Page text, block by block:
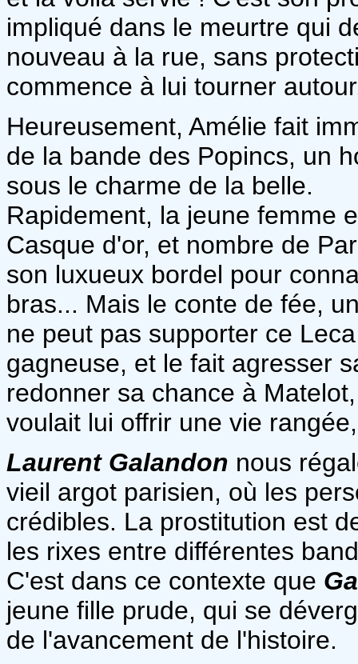
impliqué dans le meurtre qui
nouveau à la rue, sans
commence à lui tourner
Heureusement, Amélie fait
de la bande des Popincs, un
sous le charme de la belle.
Rapidement, la jeune femme
Casque d'or, et nombre de
son luxueux bordel pour
bras... Mais le conte de fée,
ne peut pas supporter ce
gagneuse, et le fait agresser
redonner sa chance à
voulait lui offrir une vie
Laurent Galandon nous
vieil argot parisien, où les
crédibles. La prostitution est
les rixes entre différentes
C'est dans ce contexte que
jeune fille prude, qui se
de l'avancement de l'histoire.